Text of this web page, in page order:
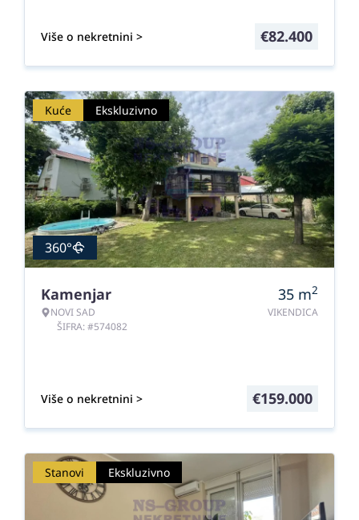
Više o nekretnini > €82.400
Kuće Ekskluzivno
360°
Kamenjar
NOVI SAD
ŠIFRA: #574082
35 m2
VIKENDICA
Više o nekretnini > €159.000
Stanovi Ekskluzivno